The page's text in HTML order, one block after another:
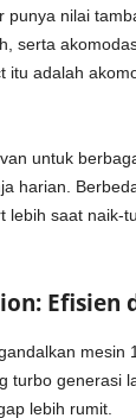
nilai
serta
itu adalah
untuk
harian.
saat naik-
Efisien
mesin
turbo generasi
lebih rumit.